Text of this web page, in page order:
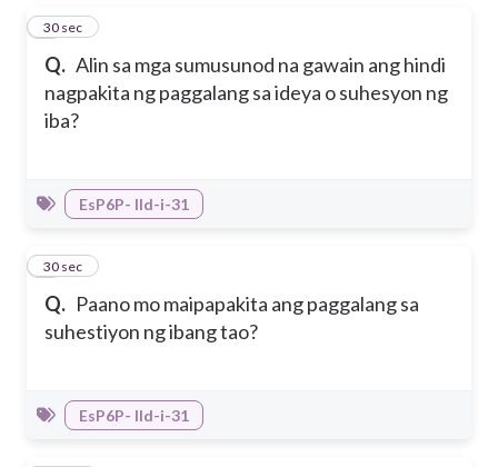
Q. Alin sa mga sumusunod na gawain ang hindi
nagpakita ng paggalang sa ideya o suhesyon ng
iba?
2
30 sec
EsP6P- IId-i-31
Q. Paano mo maipapakita ang paggalang sa
suhestiyon ng ibang tao?
3
30 sec
EsP6P- IId-i-31